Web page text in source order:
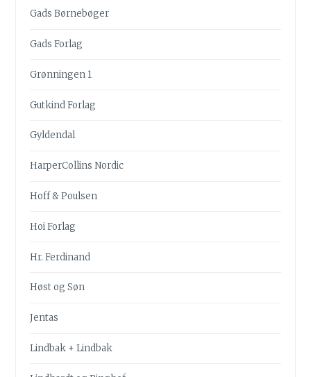
Gads Børnebøger
Gads Forlag
Grønningen 1
Gutkind Forlag
Gyldendal
HarperCollins Nordic
Hoff & Poulsen
Hoi Forlag
Hr. Ferdinand
Høst og Søn
Jentas
Lindbak + Lindbak